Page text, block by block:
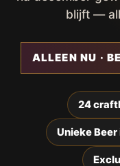
blijft —
ALLEEN NU ·
24
Unieke